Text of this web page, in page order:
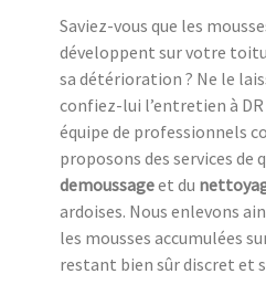
Saviez-vous que les
développent sur votre
sa détérioration ? Ne le
confiez-lui l’entretien à DR
équipe de professionnels
proposons des services de
demoussageet du
ardoises. Nous enlevons
les mousses accumulées
restant bien sûr discret et